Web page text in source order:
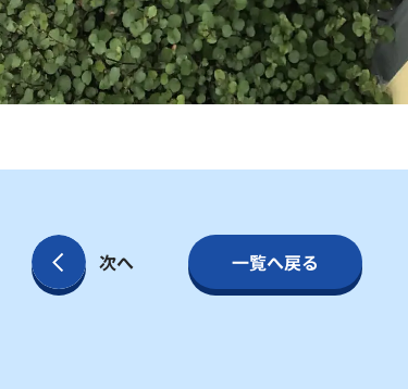
次へ 一覧へ戻る